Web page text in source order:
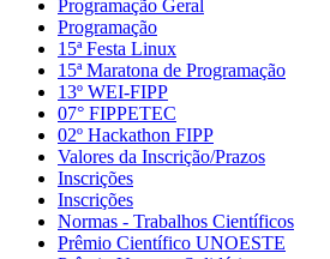
Programação Geral
Programação
15ª Festa Linux
15ª Maratona de Programação
13º WEI-FIPP
07° FIPPETEC
02º Hackathon FIPP
Valores da Inscrição/Prazos
Inscrições
Inscrições
Normas - Trabalhos Científicos
Prêmio Científico UNOESTE